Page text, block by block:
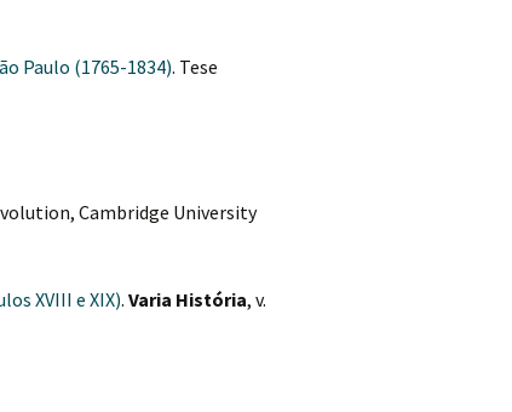
Paulo (1765-1834). Tese
Cambridge University
XVIII e XIX). Varia História, v.